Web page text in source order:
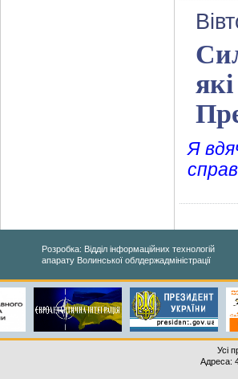
Я
Розробка: Відділ інформаційних технологій
апарату Волинської облдержадміністрації
Усі
Адреса: